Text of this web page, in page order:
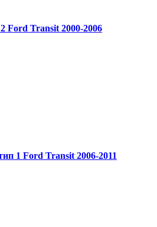
Ford Transit 2000-2006
1 Ford Transit 2006-2011